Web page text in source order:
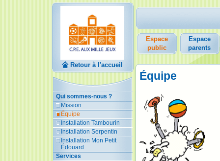
Retour à l'accueil
Espace
public
Espace
parents
Qui sommes-nous ?
Mission
Équipe
Installation Tambourin
Installation Serpentin
Installation Mon Petit
Édouard
Services
Équipe